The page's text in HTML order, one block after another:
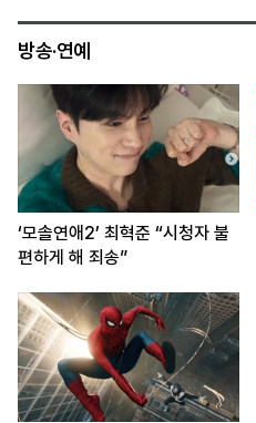
방송·연예
‘모솔연애2’ 최혁준 “시청자 불
편하게 해 죄송”